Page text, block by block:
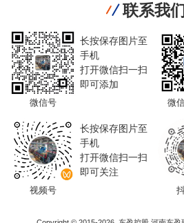
联系我
微信号
长按保存图片至
手机
打开微信扫一扫
即可添加
微
视频号
长按保存图片至
手机
打开微信扫一扫
即可关注